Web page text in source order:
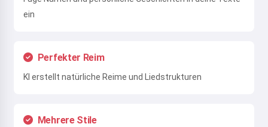
ein
Perfekter Reim
KI erstellt natürliche Reime und Liedstrukturen
Mehrere Stile